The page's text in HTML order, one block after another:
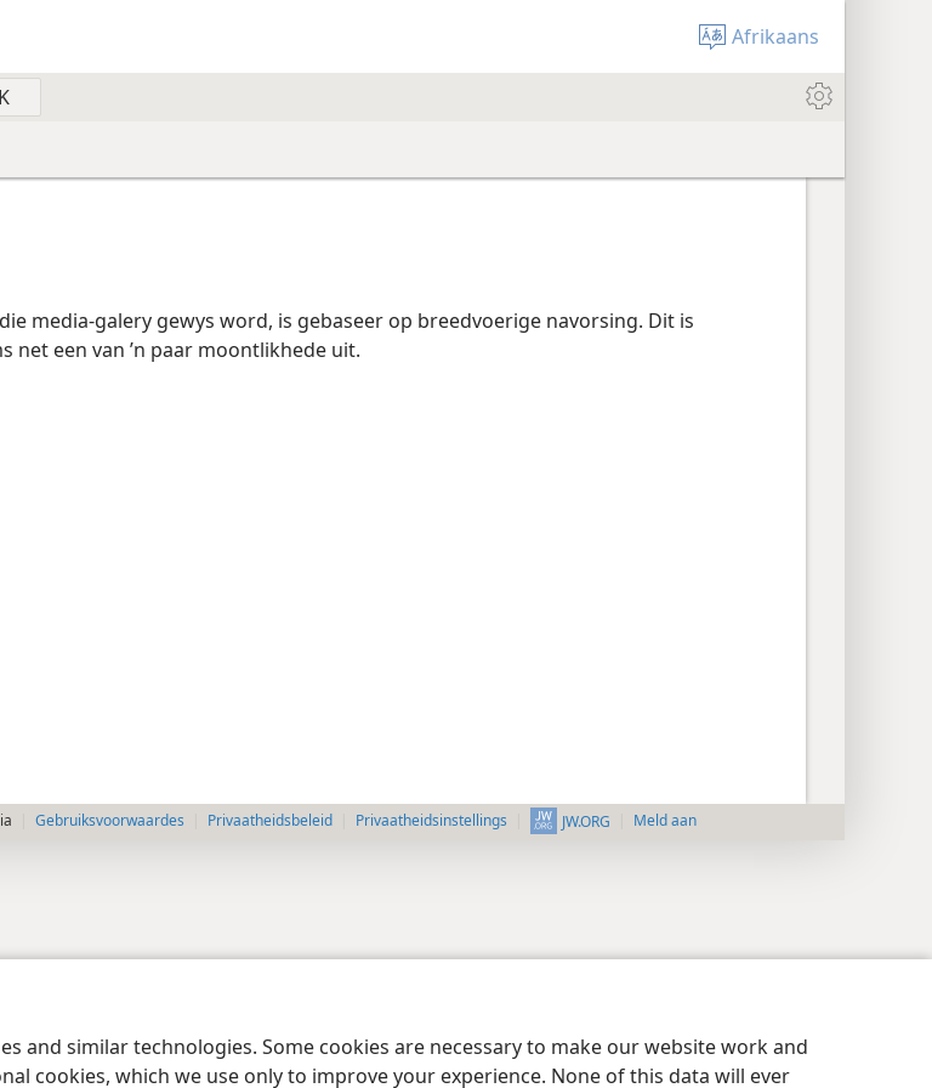
and similar technologies. Some cookies are necessary to make our website work and
cookies, which we use only to improve your experience. None of this data will ever
Afrikaans
media-galery gewys word, is gebaseer op breedvoerige navorsing. Dit is
net een van ’n paar moontlikhede uit.
Gebruiksvoorwaardes Privaatheidsbeleid Privaatheidsinstellings JW.ORG Meld aan